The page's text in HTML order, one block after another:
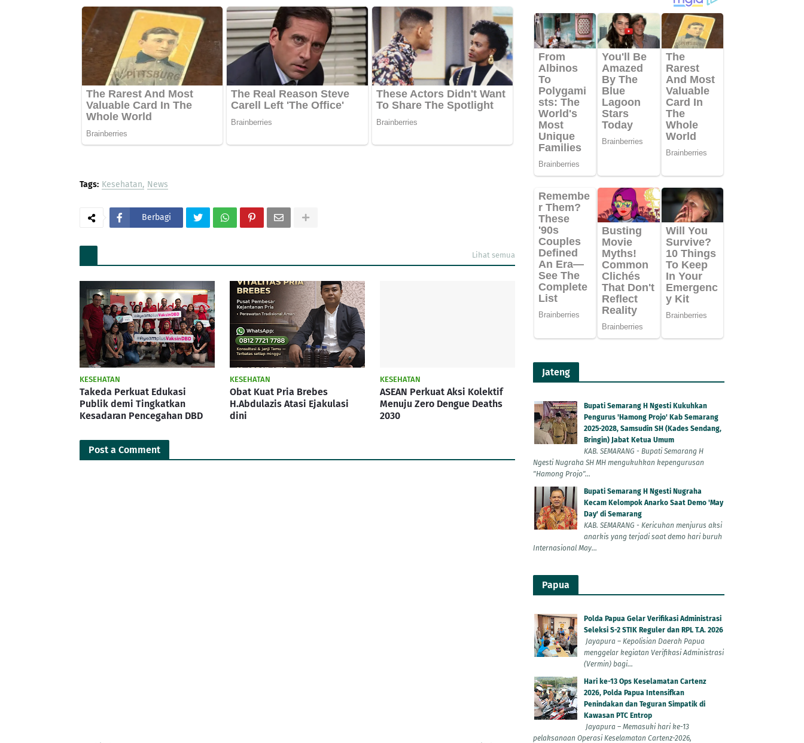
Tags: Kesehatan News
Berbagi
Lihat semua
KESEHATAN
Takeda Perkuat Edukasi
Publik demi Tingkatkan
Kesadaran Pencegahan DBD
KESEHATAN
Obat Kuat Pria Brebes
H.Abdulazis Atasi Ejakulasi
dini
KESEHATAN
ASEAN Perkuat Aksi Kolektif
Menuju Zero Dengue Deaths
2030
Post a Comment
Jateng
Bupati Semarang H Ngesti Kukuhkan
Pengurus 'Hamong Projo' Kab Semarang
2025-2028, Samsudin SH (Kades Sendang,
Bringin) Jabat Ketua Umum
KAB. SEMARANG - Bupati Semarang H
Ngesti Nugraha SH MH mengukuhkan kepengurusan
"Hamong Projo"...
Bupati Semarang H Ngesti Nugraha
Kecam Kelompok Anarko Saat Demo 'May
Day' di Semarang
KAB. SEMARANG - Kericuhan menjurus aksi
anarkis yang terjadi saat demo hari buruh
Internasional May...
Papua
Polda Papua Gelar Verifikasi Administrasi
Seleksi S-2 STIK Reguler dan RPL T.A. 2026
Jayapura – Kepolisian Daerah Papua
menggelar kegiatan Verifikasi Administrasi
(Vermin) bagi...
Hari ke-13 Ops Keselamatan Cartenz
2026, Polda Papua Intensifkan
Penindakan dan Teguran Simpatik di
Kawasan PTC Entrop
Jayapura – Memasuki hari ke-13
pelaksanaan Operasi Keselamatan Cartenz-2026,